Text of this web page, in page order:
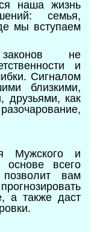
наша жизнь
семья,
мы вступаем
не
и
Сигналом
близкими,
друзьями, как
Мужского и
всего
вам
а также даст